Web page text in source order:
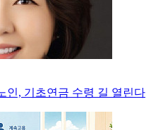
인, 기초연금 수령 길 열린다